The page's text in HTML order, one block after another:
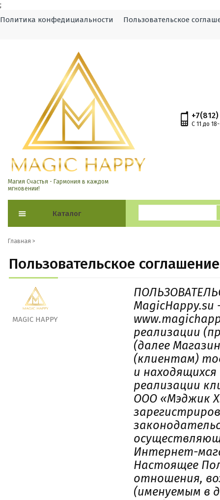
;
Политика конфедициальности
Пользовательское
Магия Счастья - Гармония в каждом
мгновении!
С 11 до
Каталог
Главная >
Пользовательское соглашение
MAGIC HAPPY
реализации
(далее
(клиентам)
и
реализации
ООО «Мэджик
Интернет-
Настоящее
отношения,
(именуемым в